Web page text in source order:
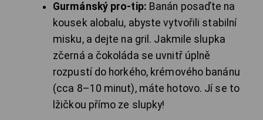
Gurmánský pro-tip: Banán posaďte na
kousek alobalu, abyste vytvořili stabilní
misku, a dejte na gril. Jakmile slupka
zčerná a čokoláda se uvnitř úplně
rozpustí do horkého, krémového banánu
(cca 8–10 minut), máte hotovo. Jí se to
lžičkou přímo ze slupky!